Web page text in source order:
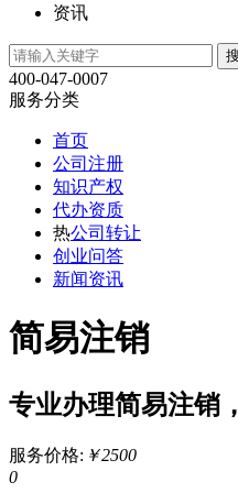
资讯
400-047-0007
服务分类
首页
公司注册
知识产权
代办资质
热公司转让
创业问答
新闻资讯
简易注销
专业办理简易注销
服务价格: ￥2500
0